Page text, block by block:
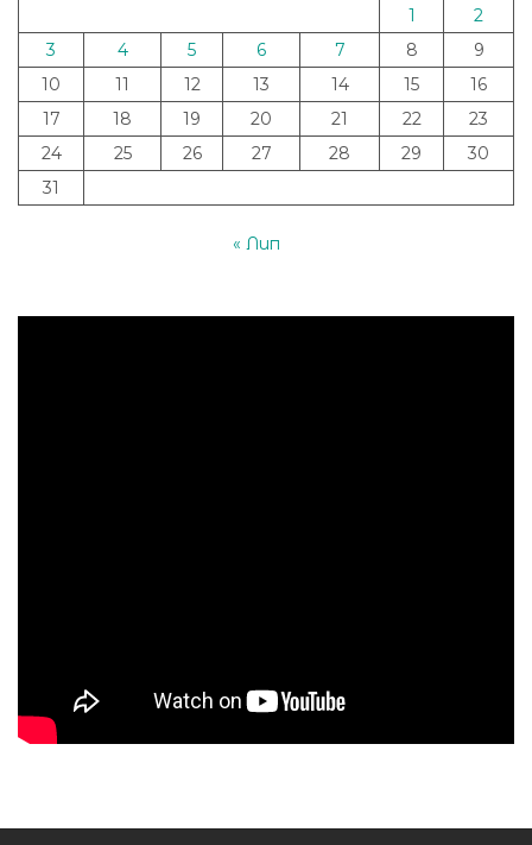
1
2
3
4 5 6 7 8
9
10
11 12 13 14 15
16
17
18 19 20 21 22
23
24
25 26 27 28 29
30
31
« Лип